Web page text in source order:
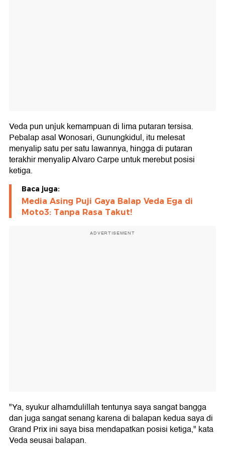
Veda pun unjuk kemampuan di lima putaran tersisa.
Pebalap asal Wonosari, Gunungkidul, itu melesat
menyalip satu per satu lawannya, hingga di putaran
terakhir menyalip Alvaro Carpe untuk merebut posisi
ketiga.
Baca juga:
Media Asing Puji Gaya Balap Veda Ega di
Moto3: Tanpa Rasa Takut!
ADVERTISEMENT
"Ya, syukur alhamdulillah tentunya saya sangat bangga
dan juga sangat senang karena di balapan kedua saya di
Grand Prix ini saya bisa mendapatkan posisi ketiga," kata
Veda seusai balapan.